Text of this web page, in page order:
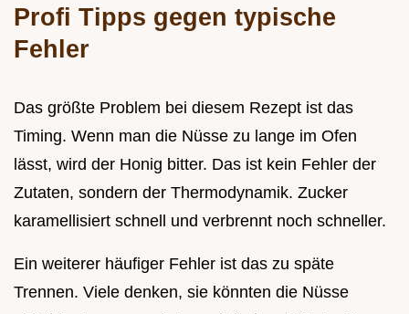
Profi Tipps gegen typische
Fehler
Das größte Problem bei diesem Rezept ist das
Timing. Wenn man die Nüsse zu lange im Ofen
lässt, wird der Honig bitter. Das ist kein Fehler der
Zutaten, sondern der Thermodynamik. Zucker
karamellisiert schnell und verbrennt noch schneller.
Ein weiterer häufiger Fehler ist das zu späte
Trennen. Viele denken, sie könnten die Nüsse